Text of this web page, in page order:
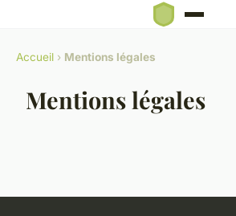
Accueil › Mentions légales
Mentions légales